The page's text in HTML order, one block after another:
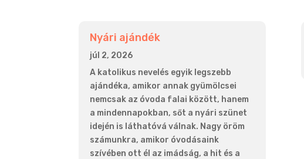
Nyári ajándék
júl 2, 2026
A katolikus nevelés egyik legszebb
ajándéka, amikor annak gyümölcsei
nemcsak az óvoda falai között, hanem
a mindennapokban, sőt a nyári szünet
idején is láthatóvá válnak. Nagy öröm
számunkra, amikor óvodásaink
szívében ott él az imádság, a hit és a